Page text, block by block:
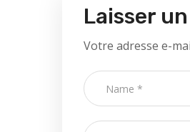
Laisser
Votre adresse e-